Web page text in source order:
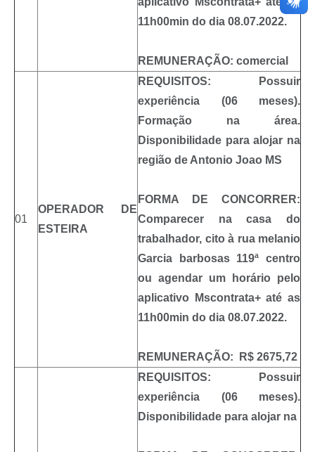
11h00min do dia 08.07.2022.
REMUNERAÇÃO: comercial
01
OPERADOR DE
ESTEIRA
REQUISITOS: Possuir
experiência (06 meses).
Formação na área.
Disponibilidade para alojar na
região de Antonio Joao MS
FORMA DE CONCORRER:
Comparecer na casa do
trabalhador, cito à rua melanio
Garcia barbosas 119ª centro
ou agendar um horário pelo
aplicativo Mscontrata+ até as
11h00min do dia 08.07.2022.
REMUNERAÇÃO: R$ 2675,72
REQUISITOS: Possuir
experiência (06 meses).
Disponibilidade para alojar na